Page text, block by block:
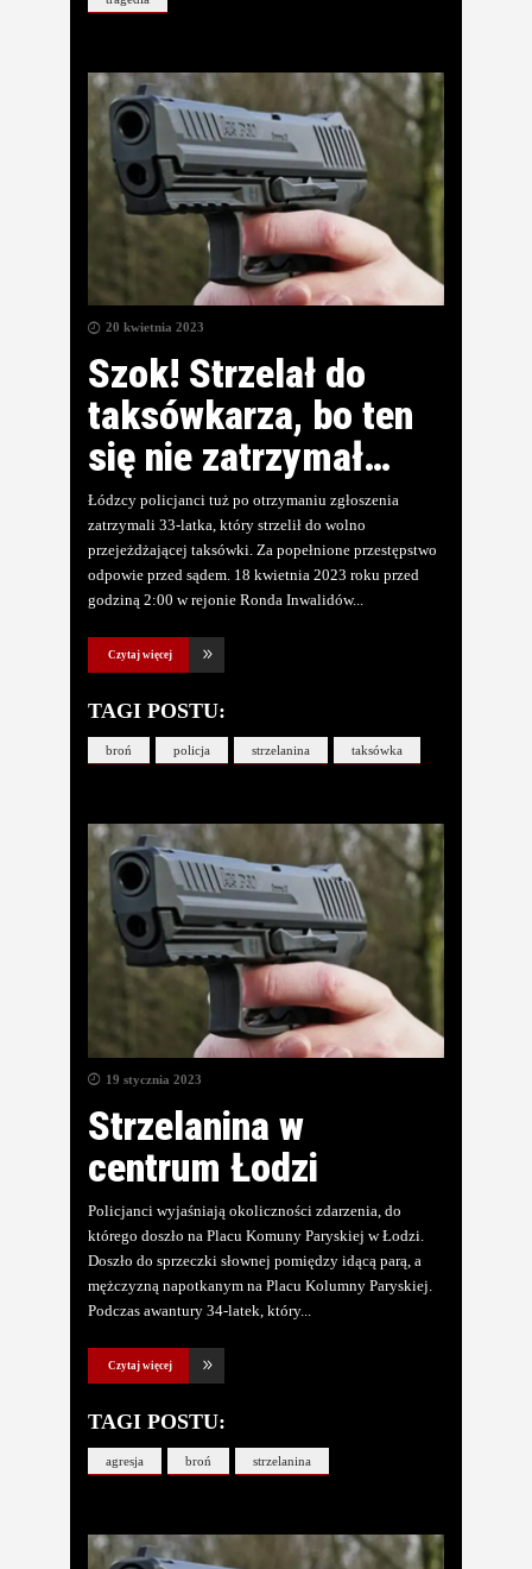
20 kwietnia 2023
Szok! Strzelał do
taksówkarza, bo ten
się nie zatrzymał…
Łódzcy policjanci tuż po otrzymaniu zgłoszenia
zatrzymali 33-latka, który strzelił do wolno
przejeżdżającej taksówki. Za popełnione przestępstwo
odpowie przed sądem. 18 kwietnia 2023 roku przed
godziną 2:00 w rejonie Ronda Inwalidów
Czytaj więcej
TAGI POSTU:
broń policja strzelanina taksówka
19 stycznia 2023
Strzelanina w
centrum Łodzi
Policjanci wyjaśniają okoliczności zdarzenia, do
którego doszło na Placu Komuny Paryskiej w Łodzi.
Doszło do sprzeczki słownej pomiędzy idącą parą, a
mężczyzną napotkanym na Placu Kolumny Paryskiej.
Podczas awantury 34-latek, który
Czytaj więcej
TAGI POSTU:
agresja broń strzelanina